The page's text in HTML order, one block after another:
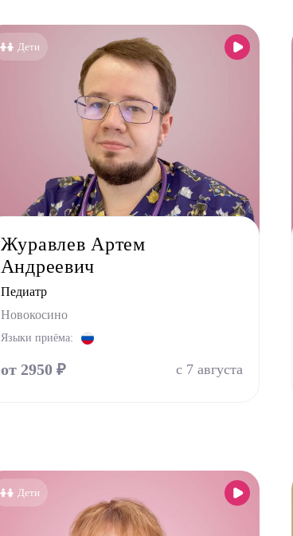
Дети
Журавлев Артем
Андреевич
Педиатр
Новокосино
Языки приёма:
от 2950 ₽ с 7 августа
Дети